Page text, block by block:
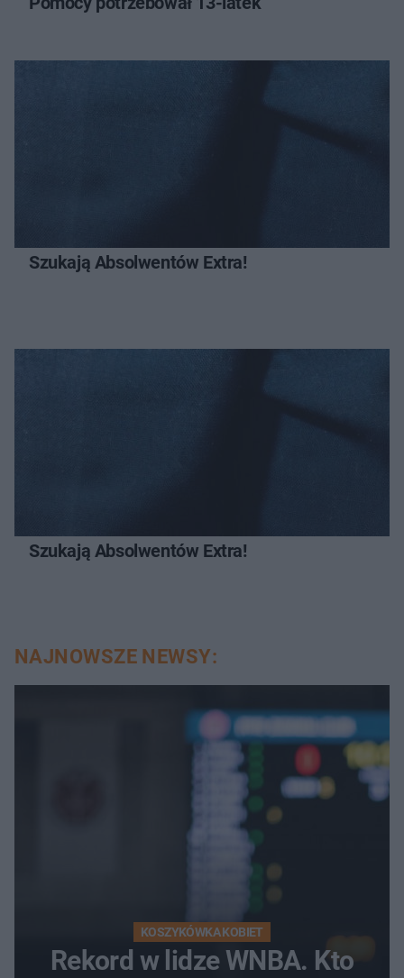
Szukają Absolwentów Extra!
Szukają Absolwentów Extra!
NAJNOWSZE NEWSY:
KOSZYKÓWKA KOBIET
Rekord w lidze WNBA. Kto